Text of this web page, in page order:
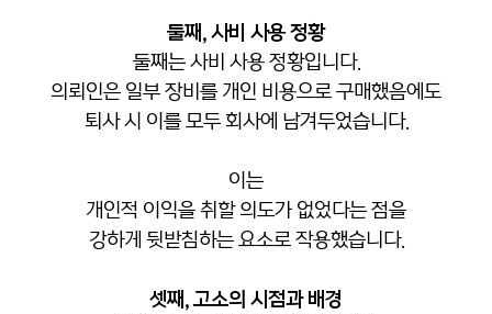
둘째, 사비 사용 정황
둘째는 사비 사용 정황입니다.
의뢰인은 일부 장비를 개인 비용으로 구매했음에도
퇴사 시 이를 모두 회사에 남겨두었습니다.
이는
개인적 이익을 취할 의도가 없었다는 점을
강하게 뒷받침하는 요소로 작용했습니다.
셋째, 고소의 시점과 배경